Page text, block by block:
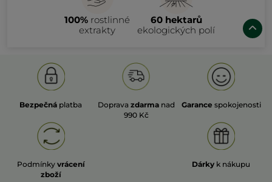
100% rostlinné
extrakty
60 hektarů
ekologických polí
Bezpečná platba Doprava zdarma nad
990 Kč
Garance spokojenosti
Podmínky vrácení
zboží
Dárky k nákupu